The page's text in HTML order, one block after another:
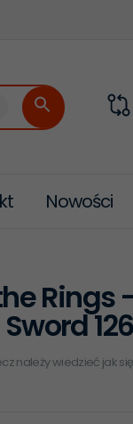
categories_searcher
Nowości
Rings
należy wiedzieć jak